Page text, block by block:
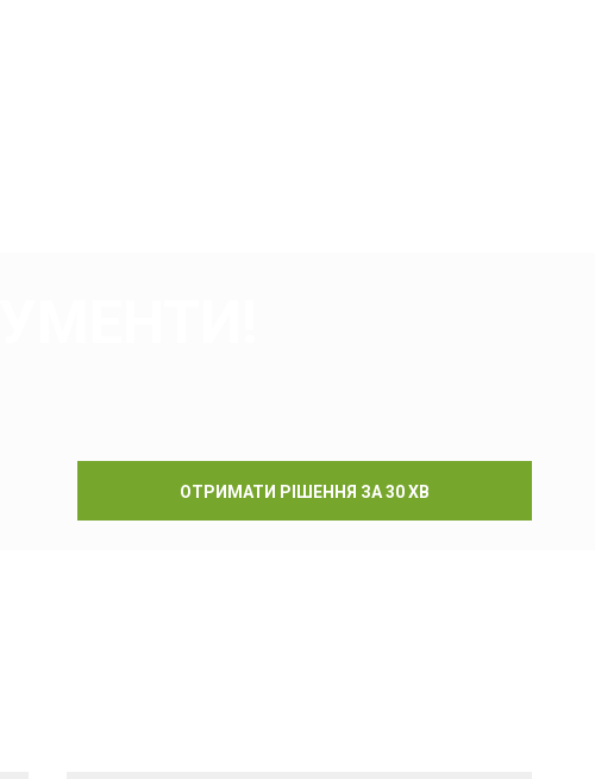
ОТРИМАТИ РІШЕННЯ ЗА 30 ХВ